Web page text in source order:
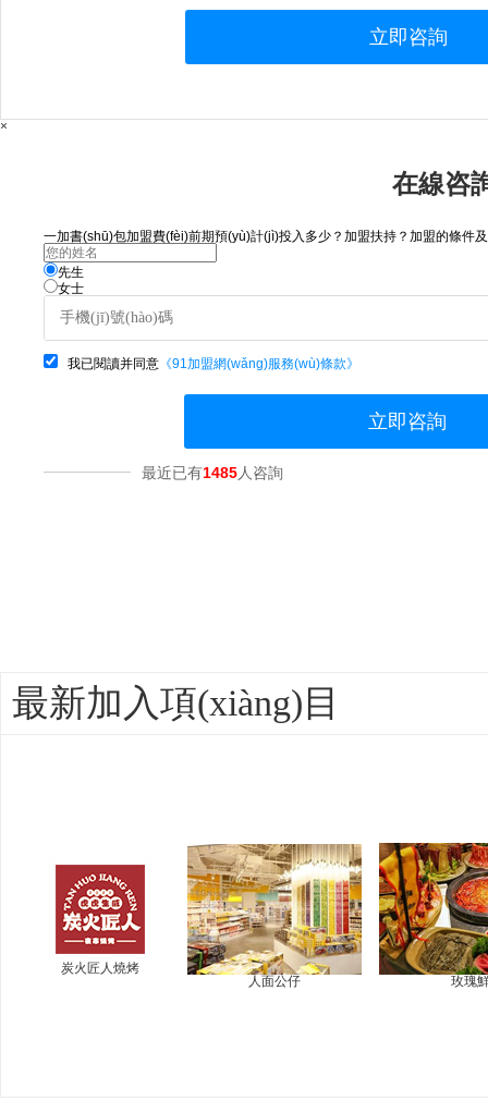
立即咨詢
×
在線咨
一加書(shū)包加盟費(fèi)前期預(yù)計(jì)投入多少？加盟扶持？加盟的條件
先生
女士
我已閱讀并同意 《91加盟網(wǎng)服務(wù)條款》
立即咨詢
最近已有1485人咨詢
最新加入項(xiàng)目
炭火匠人燒烤
人面公仔
玫瑰